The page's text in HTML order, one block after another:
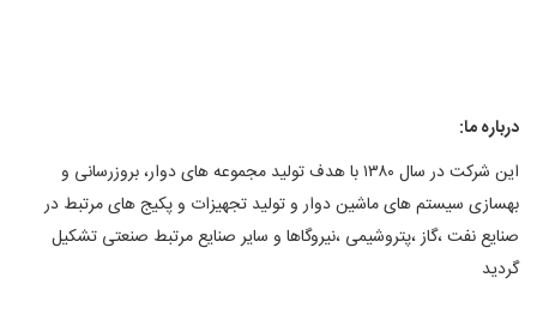
ما:
این شرکت در سال ۱۳۸۰ با هدف تولید مجموعه های دوار، بروزرسانی و
سیستم های ماشین دوار و تولید تجهیزات و پکیج های مرتبط در
نفت ،گاز ،پتروشیمی ،نیروگاها و سایر صنایع مرتبط صنعتی تشکیل